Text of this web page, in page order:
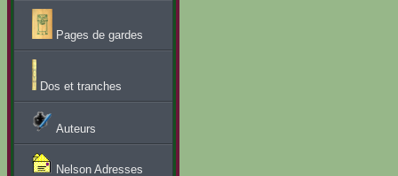
Pages de gardes
Dos et tranches
Auteurs
Nelson Adresses